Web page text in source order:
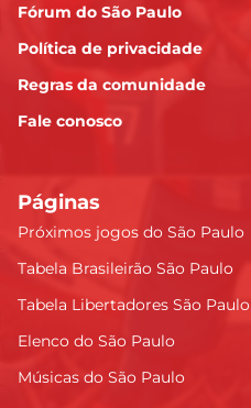
Fórum do São Paulo
Política de privacidade
Regras da comunidade
Fale conosco
Páginas
Próximos jogos do São Paulo
Tabela Brasileirão São Paulo
Tabela Libertadores São Paulo
Elenco do São Paulo
Músicas do São Paulo